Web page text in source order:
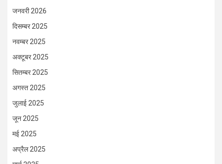
जनवरी 2026
दिसम्बर 2025
नवम्बर 2025
अक्टूबर 2025
सितम्बर 2025
अगस्त 2025
जुलाई 2025
जून 2025
मई 2025
अप्रैल 2025